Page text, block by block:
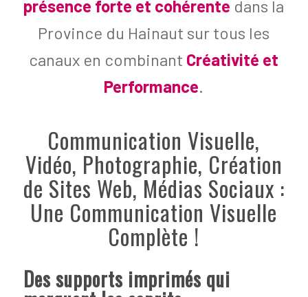
présence forte et cohérente dans la
Province du Hainaut sur tous les
canaux en combinant Créativité et
Performance.
Communication Visuelle,
Vidéo, Photographie, Création
de Sites Web, Médias Sociaux :
Une Communication Visuelle
Complète !
Des supports imprimés qui